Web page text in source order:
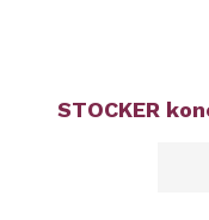
STOCKER